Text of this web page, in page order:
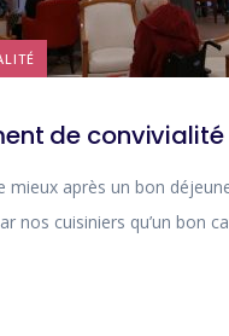
de
mieux après un bon
nos cuisiniers qu’un bon